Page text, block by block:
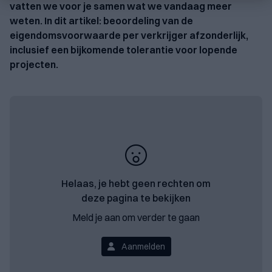
vatten we voor je samen wat we vandaag meer
weten. In dit artikel: beoordeling van de
eigendomsvoorwaarde per verkrijger afzonderlijk,
inclusief een bijkomende tolerantie voor lopende
projecten.
Helaas, je hebt geen rechten om
deze pagina te bekijken
Meld je aan om verder te gaan
Aanmelden